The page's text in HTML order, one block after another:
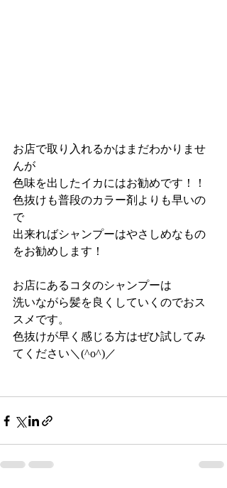
お店で取り入れるかはまだわかりませ
んが
色味を出したイカにはお勧めです！！
色抜けも普段のカラー剤よりも早いの
で
出来ればシャンプーはやさしめなもの
をお勧めします！
お店にあるコタのシャンプーは
洗いながら髪を良くしていくのでおス
スメです。
色抜けが早く感じる方はぜひ試してみ
てください＼(^o^)／